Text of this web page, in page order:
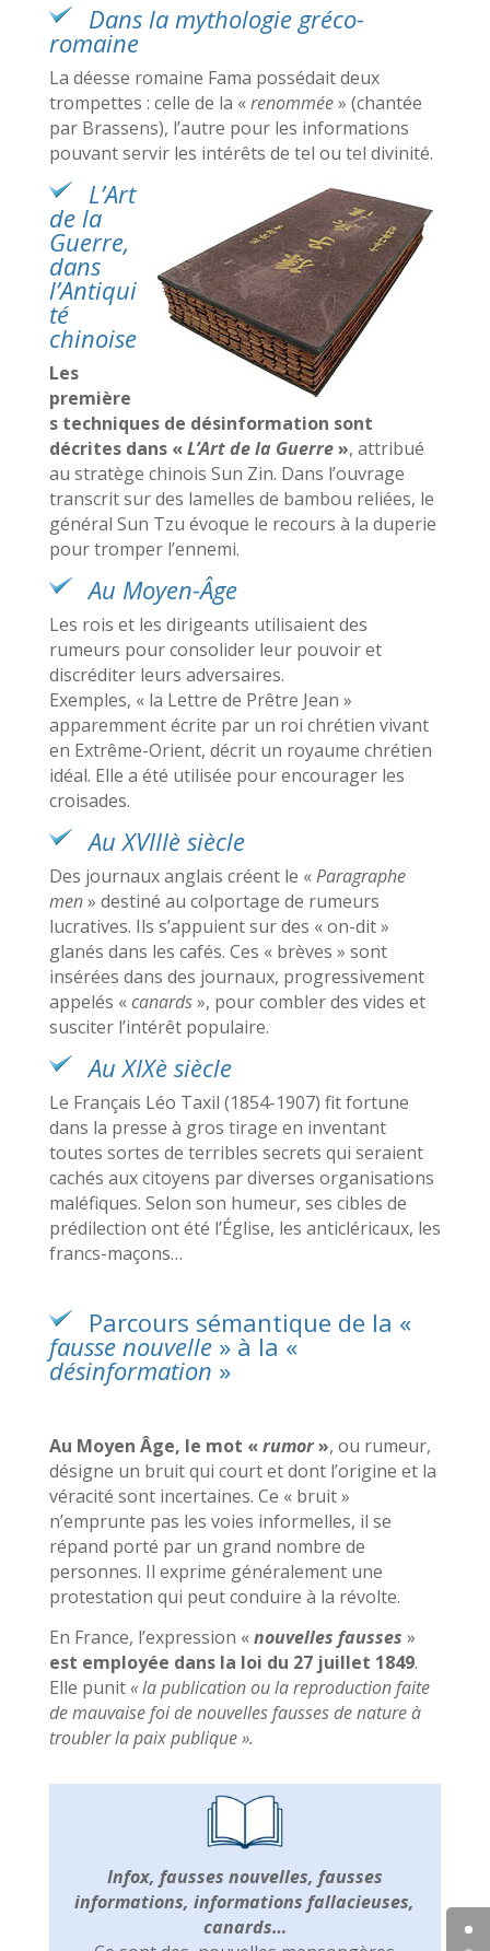
Dans la mythologie gréco-
romaine
La déesse romaine Fama possédait deux
trompettes : celle de la «renommée» (chantée
par Brassens), l’autre pour les informations
pouvant servir les intérêts de tel ou tel divinité.
L’Art
de la
Guerre,
dans
l’Antiqui
té
chinoise
Les
première
s techniques de désinformation sont
décrites dans «L’Art de la Guerre», attribué
au stratège chinois Sun Zin. Dans l’ouvrage
transcrit sur des lamelles de bambou reliées, le
général Sun Tzu évoque le recours à la duperie
pour tromper l’ennemi.
Au Moyen-Âge
Les rois et les dirigeants utilisaient des
rumeurs pour consolider leur pouvoir et
discréditer leurs adversaires.
Exemples, « la Lettre de Prêtre Jean »
apparemment écrite par un roi chrétien vivant
en Extrême-Orient, décrit un royaume chrétien
idéal. Elle a été utilisée pour encourager les
croisades.
Au XVIIIè siècle
Des journaux anglais créent le «Paragraphe
men» destiné au colportage de rumeurs
lucratives. Ils s’appuient sur des « on-dit »
glanés dans les cafés. Ces « brèves » sont
insérées dans des journaux, progressivement
appelés «canards», pour combler des vides et
susciter l’intérêt populaire.
Au XIXè siècle
Le Français Léo Taxil (1854-1907) fit fortune
dans la presse à gros tirage en inventant
toutes sortes de terribles secrets qui seraient
cachés aux citoyens par diverses organisations
maléfiques. Selon son humeur, ses cibles de
prédilection ont été l’Église, les anticléricaux, les
francs-maçons…
Parcours sémantique de la «
fausse nouvelle» à la «
désinformation »
Au Moyen Âge, le mot «rumor», ou rumeur,
désigne un bruit qui court et dont l’origine et la
véracité sont incertaines. Ce « bruit »
n’emprunte pas les voies informelles, il se
répand porté par un grand nombre de
personnes. Il exprime généralement une
protestation qui peut conduire à la révolte.
En France, l’expression «nouvelles fausses »
est employée dans la loi du 27 juillet 1849.
Elle punit« la publication ou la reproduction faite
de mauvaise foi de nouvelles fausses de nature à
troubler la paix publique ».
Infox, fausses nouvelles, fausses
informations, informations fallacieuses,
canards…